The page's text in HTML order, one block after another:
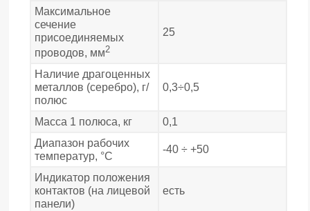
Максимальное
сечение
присоединяемых
проводов, мм2
25
Наличие драгоценных
металлов (серебро), г/
полюс
0,3÷0,5
Масса 1 полюса, кг
0,1
Диапазон рабочих
температур, °С
-40 ÷ +50
Индикатор положения
контактов (на лицевой
панели)
есть